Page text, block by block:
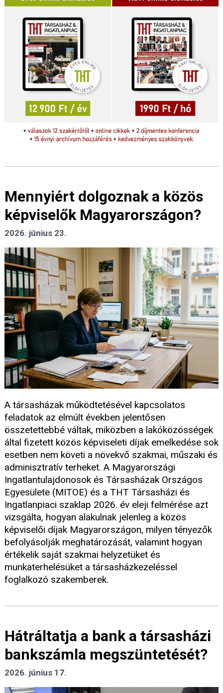
Mennyiért dolgoznak a közös
képviselők Magyarországon?
2026. június 23.
A társasházak működtetésével kapcsolatos
feladatok az elmúlt években jelentősen
összetettebbé váltak, miközben a lakóközösségek
által fizetett közös képviseleti díjak emelkedése sok
esetben nem követi a növekvő szakmai, műszaki és
adminisztratív terheket. A Magyarországi
Ingatlantulajdonosok és Társasházak Országos
Egyesülete (MITOE) és a THT Társasházi és
Ingatlanpiaci szaklap 2026. év eleji felmérése azt
vizsgálta, hogyan alakulnak jelenleg a közös
képviselői díjak Magyarországon, milyen tényezők
befolyásolják meghatározását, valamint hogyan
értékelik saját szakmai helyzetüket és
munkaterhelésüket a társasházkezeléssel
foglalkozó szakemberek.
Hátráltatja a bank a társasházi
bankszámla megszüntetését?
2026. június 17.